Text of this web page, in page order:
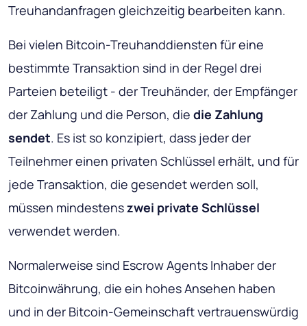
Treuhandanfragen gleichzeitig bearbeiten kann.
Bei vielen Bitcoin-Treuhanddiensten für eine
bestimmte Transaktion sind in der Regel drei
Parteien beteiligt - der Treuhänder, der Empfänger
der Zahlung und die Person, die die Zahlung
sendet. Es ist so konzipiert, dass jeder der
Teilnehmer einen privaten Schlüssel erhält, und für
jede Transaktion, die gesendet werden soll,
müssen mindestenszwei private Schlüssel
verwendet werden.
Normalerweise sind Escrow Agents Inhaber der
Bitcoinwährung, die ein hohes Ansehen haben
und in der Bitcoin-Gemeinschaft vertrauenswürdig